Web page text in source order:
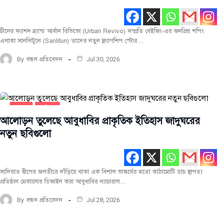
চীনের ফ্যাশন ব্র্যান্ড আর্বান রিভিভো (Urban Revivo) সম্প্রতি বেইজিং-এর জনপ্রিয় শপিং
এলাকা সানলিটুনে (Sanlitun) তাদের নতুন ফ্ল্যাগশিপ স্টোর…
By বন্ধন প্রতিবেদন Jul 30, 2026
আলোড়ন তুলেছে আবুধাবির প্রাকৃতিক ইতিহাস জাদুঘরের
নতুন ছবিগুলো
সাদিয়াত দ্বীপের জলতীরে দাঁড়িয়ে থাকা এক বিশাল ভাস্কর্যের মতো কাঠামোটি ডাচ স্থাপত্য
প্রতিষ্ঠান মেকানোর ডিজাইন করা আবুধাবির ন্যাচারাল…
By বন্ধন প্রতিবেদন Jul 28, 2026